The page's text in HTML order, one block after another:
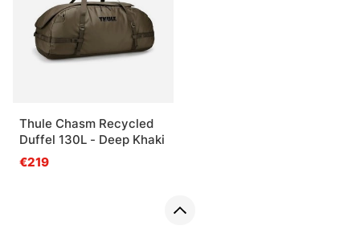
Thule Chasm Recycled
Duffel 130L - Deep Khaki
€219